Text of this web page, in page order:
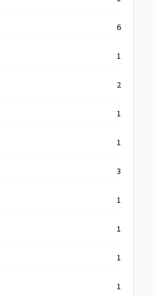
6
1
2
1
1
3
1
1
1
1